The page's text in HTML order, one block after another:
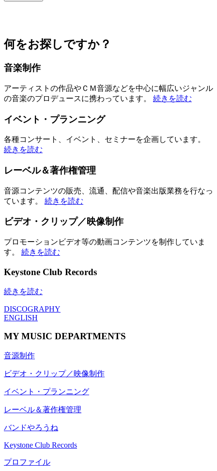
何をお探しですか？
音楽制作
アーティストの作品やＣＭ音源などを中心に幅広いジャンル
の音楽のプロデュースに携わっています。 続きを読む
イベント・プランニング
各種コンサート、イベント、セミナーを企画しています。
続きを読む
レーベル＆著作権管理
音源コンテンツの販売、流通、配信や音楽出版業務を行なっ
ています。 続きを読む
ビデオ・クリップ／映像制作
プロモーションビデオ等の動画コンテンツを制作していま
す。 続きを読む
Keystone Club Records
続きを読む
DISCOGRAPHY
ENGLISH
MY MUSIC DEPARTMENTS
音源制作
ビデオ・クリップ／映像制作
イベント・プランニング
レーベル＆著作権管理
バンドやろうね
Keystone Club Records
プロファイル